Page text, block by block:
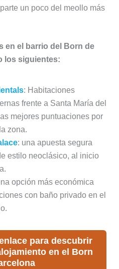
un poco del meollo más
en el barrio del Born de
los siguientes:
: Habitaciones
frente a Santa María del
mejores puntuaciones por
zona.
: una apuesta segura
estilo neoclásico, al inicio
opción más económica
con baño privado en el
para descubrir
en el Born